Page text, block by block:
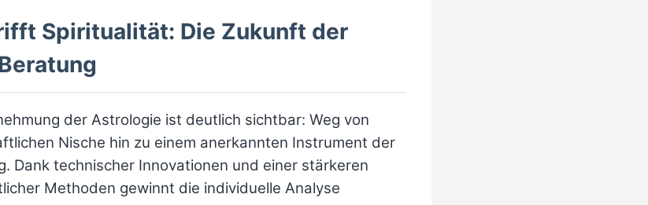
Spiritualität: Die Zukunft der
der Astrologie ist deutlich sichtbar: Weg von
Nische hin zu einem anerkannten Instrument der
Dank technischer Innovationen und einer stärkeren
Methoden gewinnt die individuelle Analyse